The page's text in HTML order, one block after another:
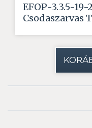
EFOP-3.3.5-
Csodaszarvas